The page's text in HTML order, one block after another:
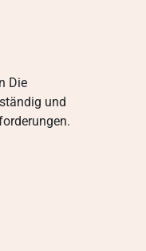
Die
und